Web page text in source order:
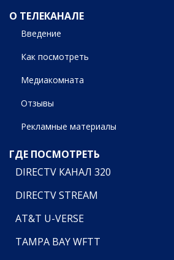
О ТЕЛЕКАНАЛЕ
Введение
Как посмотреть
Медиакомната
Отзывы
Рекламные материалы
ГДЕ ПОСМОТРЕТЬ
DIRECTV КАНАЛ 320
DIRECTV STREAM
AT&T U-VERSE
TAMPA BAY WFTT